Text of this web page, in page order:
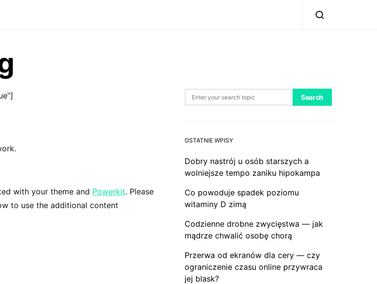
with your theme and Powerkit. Please
to use the additional content
Search
OSTATNIE WPISY
Dobry nastrój u osób starszych a
wolniejsze tempo zaniku hipokampa
Co powoduje spadek poziomu
witaminy D zimą
Codzienne drobne zwycięstwa — jak
mądrze chwalić osobę chorą
Przerwa od ekranów dla cery — czy
ograniczenie czasu online przywraca
jej blask?